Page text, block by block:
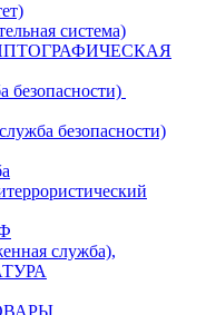
система)
безопасности)
безопасности)
служба),